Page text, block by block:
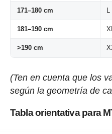
171–180 cm L
181–190 cm
>190 cm
(Ten en cuenta que los
según la geometría de
Tabla orientativa para